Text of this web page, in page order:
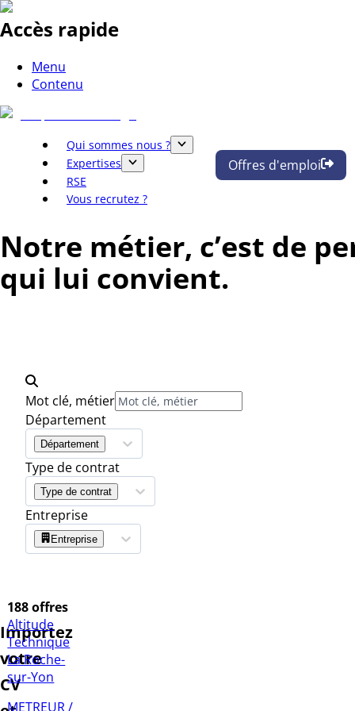
Accès rapide
Menu
Contenu
Qui sommes nous ?
Expertises
RSE
Vous recrutez ?
Offres d'emploi
Notre métier, c’est de
qui lui convient.
Mot clé, métier
Département
Département
Type de contrat
Type de contrat
Entreprise
Entreprise
Importez
votre
CV
188 offres
Altitude
Technique
La Roche-
sur-Yon
METREUR /